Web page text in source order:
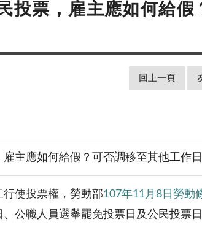
投票，雇主應如何給假
回上一頁
主應如何給假？可否調移至其他工作
使投票權，勞動部107年11月8日勞動
公職人員選舉罷免投票日及公民投票